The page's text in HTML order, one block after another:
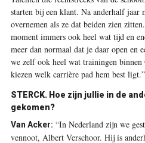
starten bij een klant. Na ­anderhalf jaar
overnemen als ze dat beiden zien
moment immers ook heel wat tijd en
meer dan normaal dat je daar open en
we zelf ook heel wat trainingen
kiezen welk carrière pad hem best ligt.”
STERCK. Hoe zijn ­jullie in de
gekomen?
Van Acker: “In Nederland zijn we
vennoot, Albert Verschoor. Hij is